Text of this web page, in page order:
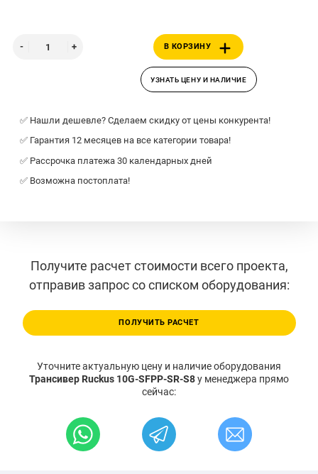
В КОРЗИНУ
УЗНАТЬ ЦЕНУ И НАЛИЧИЕ
✅ Нашли дешевле? Сделаем скидку от цены конкурента!
✅ Гарантия 12 месяцев на все категории товара!
✅ Рассрочка платежа 30 календарных дней
✅ Возможна постоплата!
Получите расчет стоимости всего проекта,
отправив запрос со списком оборудования:
ПОЛУЧИТЬ РАСЧЕТ
Уточните актуальную цену и наличие оборудования
Трансивер Ruckus 10G-SFPP-SR-S8у менеджера прямо
сейчас: